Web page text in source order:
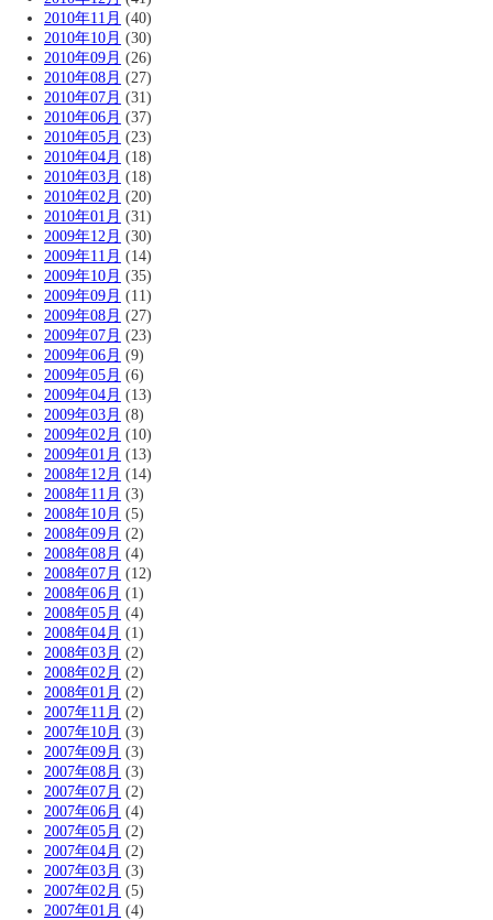
2010年11月 (40)
2010年10月 (30)
2010年09月 (26)
2010年08月 (27)
2010年07月 (31)
2010年06月 (37)
2010年05月 (23)
2010年04月 (18)
2010年03月 (18)
2010年02月 (20)
2010年01月 (31)
2009年12月 (30)
2009年11月 (14)
2009年10月 (35)
2009年09月 (11)
2009年08月 (27)
2009年07月 (23)
2009年06月 (9)
2009年05月 (6)
2009年04月 (13)
2009年03月 (8)
2009年02月 (10)
2009年01月 (13)
2008年12月 (14)
2008年11月 (3)
2008年10月 (5)
2008年09月 (2)
2008年08月 (4)
2008年07月 (12)
2008年06月 (1)
2008年05月 (4)
2008年04月 (1)
2008年03月 (2)
2008年02月 (2)
2008年01月 (2)
2007年11月 (2)
2007年10月 (3)
2007年09月 (3)
2007年08月 (3)
2007年07月 (2)
2007年06月 (4)
2007年05月 (2)
2007年04月 (2)
2007年03月 (3)
2007年02月 (5)
2007年01月 (4)